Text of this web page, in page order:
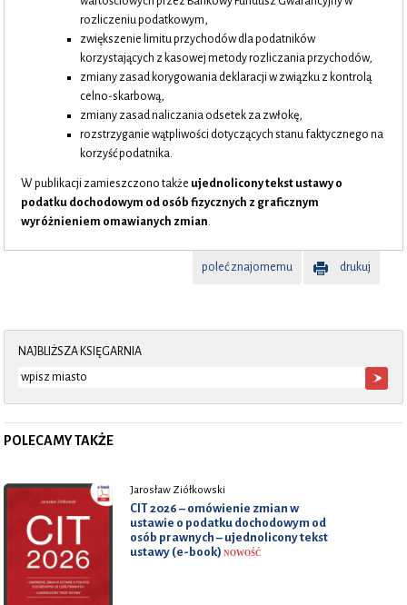
rozliczeniu podatkowym,
zwiększenie limitu przychodów dla podatników
korzystających z kasowej metody rozliczania przychodów,
zmiany zasad korygowania deklaracji w związku z kontrolą
celno-skarbową,
zmiany zasad naliczania odsetek za zwłokę,
rozstrzyganie wątpliwości dotyczących stanu faktycznego na
korzyść podatnika.
W publikacji zamieszczono także ujednolicony tekst ustawy o
podatku dochodowym od osób fizycznych z graficznym
wyróżnieniem omawianych zmian
poleć znajomemu drukuj
NAJBLIŻSZA KSIĘGARNIA
POLECAMY TAKŻE
Jarosław Ziółkowski
CIT 2026 – omówienie zmian w
ustawie o podatku dochodowym od
osób prawnych – ujednolicony tekst
ustawy (e-book)NOWOŚĆ